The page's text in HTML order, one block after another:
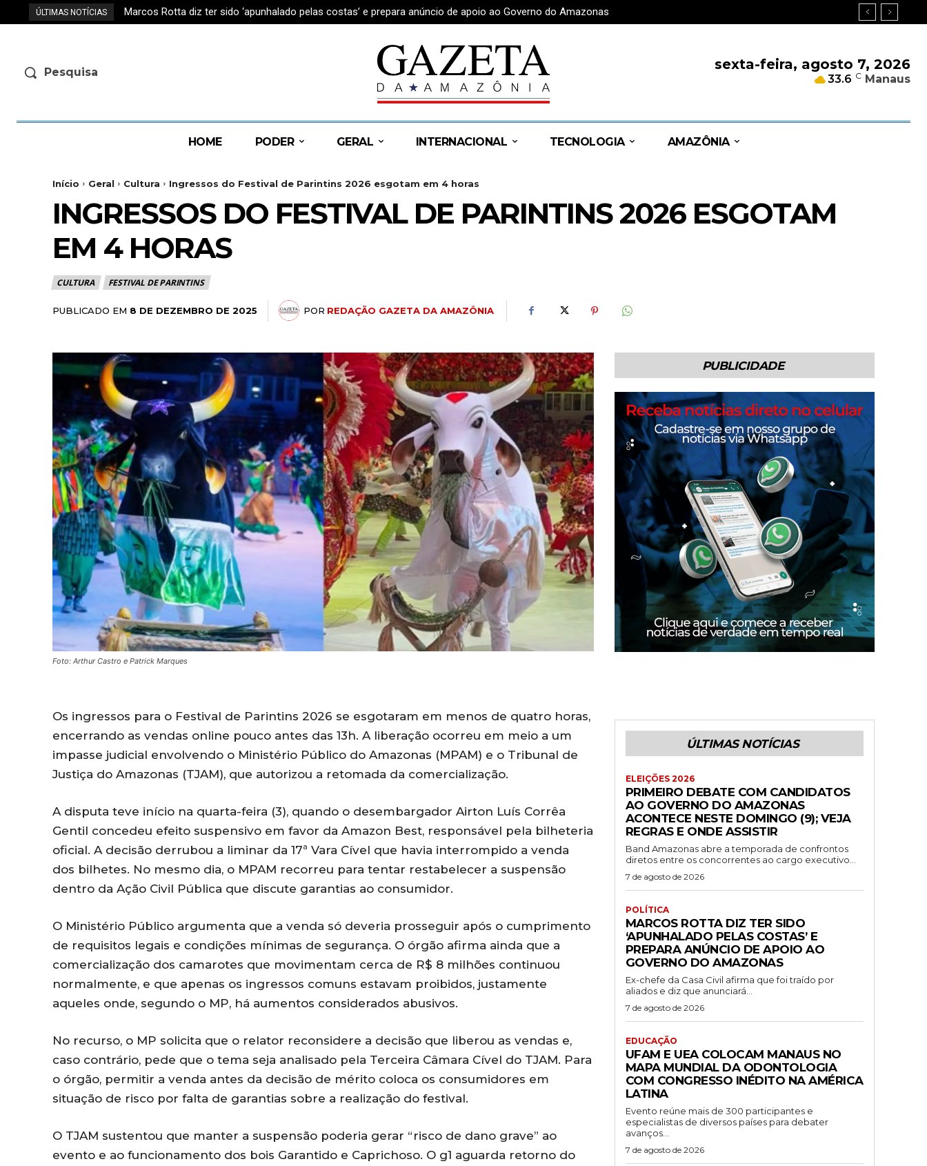
ÚLTIMAS NOTÍCIAS Marcos Rotta diz ter sido ‘apunhalado pelas costas’ e prepara anúncio de apoio ao Governo do Amazonas
Ufam e UEA colocam Manaus no mapa mundial da odontologia com congresso inédito na América Latina
Pesquisa sexta-feira, agosto 7, 2026
33.6 C Manaus
HOME PODER GERAL INTERNACIONAL TECNOLOGIA AMAZÔNIA
Início Geral Cultura Ingressos do Festival de Parintins 2026 esgotam em 4 horas
INGRESSOS DO FESTIVAL DE PARINTINS 2026 ESGOTAM
EM 4 HORAS
CULTURA FESTIVAL DE PARINTINS
PUBLICADO EM 8 DE DEZEMBRO DE 2025 POR REDAÇÃO GAZETA DA AMAZÔNIA
Foto: Arthur Castro e Patrick Marques
PUBLICIDADE
Os ingressos para o Festival de Parintins 2026 se esgotaram em menos de quatro horas,
encerrando as vendas online pouco antes das 13h. A liberação ocorreu em meio a um
impasse judicial envolvendo o Ministério Público do Amazonas (MPAM) e o Tribunal de
Justiça do Amazonas (TJAM), que autorizou a retomada da comercialização.
A disputa teve início na quarta-feira (3), quando o desembargador Airton Luís Corrêa
Gentil concedeu efeito suspensivo em favor da Amazon Best, responsável pela bilheteria
oficial. A decisão derrubou a liminar da 17ª Vara Cível que havia interrompido a venda
dos bilhetes. No mesmo dia, o MPAM recorreu para tentar restabelecer a suspensão
dentro da Ação Civil Pública que discute garantias ao consumidor.
O Ministério Público argumenta que a venda só deveria prosseguir após o cumprimento
de requisitos legais e condições mínimas de segurança. O órgão afirma ainda que a
comercialização dos camarotes que movimentam cerca de R$ 8 milhões continuou
normalmente, e que apenas os ingressos comuns estavam proibidos, justamente
aqueles onde, segundo o MP, há aumentos considerados abusivos.
No recurso, o MP solicita que o relator reconsidere a decisão que liberou as vendas e,
caso contrário, pede que o tema seja analisado pela Terceira Câmara Cível do TJAM. Para
o órgão, permitir a venda antes da decisão de mérito coloca os consumidores em
situação de risco por falta de garantias sobre a realização do festival.
O TJAM sustentou que manter a suspensão poderia gerar “risco de dano grave” ao
evento e ao funcionamento dos bois Garantido e Caprichoso. O g1 aguarda retorno do
ÚLTIMAS NOTÍCIAS
ELEIÇÕES 2026
PRIMEIRO DEBATE COM CANDIDATOS
AO GOVERNO DO AMAZONAS
ACONTECE NESTE DOMINGO (9); VEJA
REGRAS E ONDE ASSISTIR
Band Amazonas abre a temporada de confrontos
diretos entre os concorrentes ao cargo executivo...
7 de agosto de 2026
POLÍTICA
MARCOS ROTTA DIZ TER SIDO
‘APUNHALADO PELAS COSTAS’ E
PREPARA ANÚNCIO DE APOIO AO
GOVERNO DO AMAZONAS
Ex-chefe da Casa Civil afirma que foi traído por
aliados e diz que anunciará...
7 de agosto de 2026
EDUCAÇÃO
UFAM E UEA COLOCAM MANAUS NO
MAPA MUNDIAL DA ODONTOLOGIA
COM CONGRESSO INÉDITO NA AMÉRICA
LATINA
Evento reúne mais de 300 participantes e
especialistas de diversos países para debater
avanços...
7 de agosto de 2026